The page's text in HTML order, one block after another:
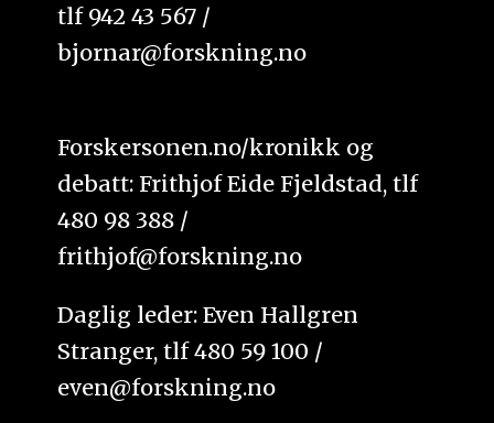
tlf 942 43 567 /
bjornar@forskning.no
Forskersonen.no/kronikk og
debatt: Frithjof Eide Fjeldstad, tlf
480 98 388 /
frithjof@forskning.no
Daglig leder: Even Hallgren
Stranger, tlf 480 59 100 /
even@forskning.no